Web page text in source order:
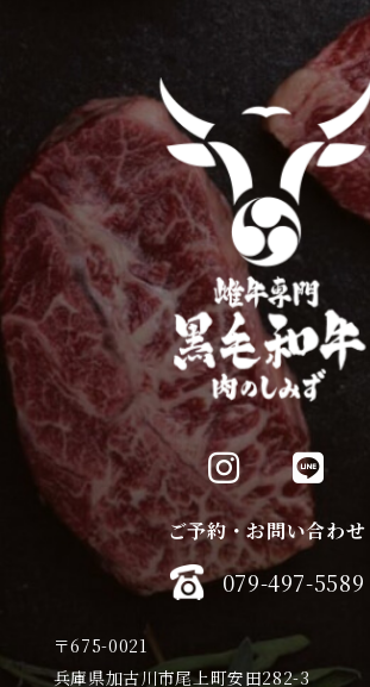
ご予約・お問い合わせ
079-497-5589
〒675-0021
兵庫県加古川市尾上町安田282-3